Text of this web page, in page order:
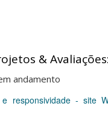
& Avaliações:
andamento
responsividade - site